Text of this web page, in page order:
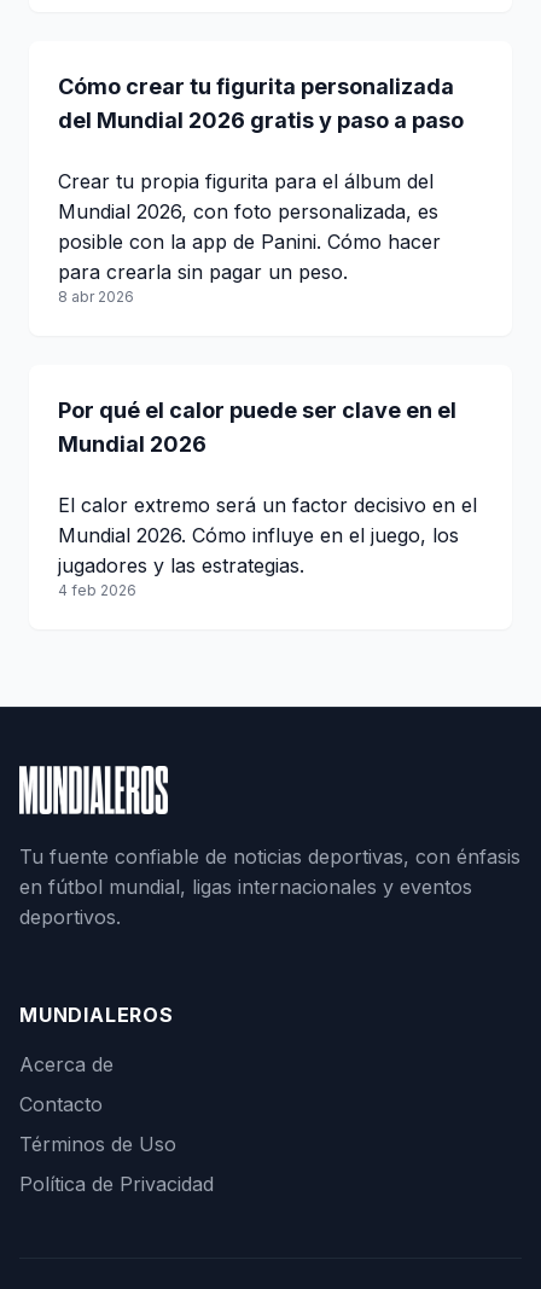
Cómo crear tu figurita personalizada
del Mundial 2026 gratis y paso a paso
Crear tu propia figurita para el álbum del
Mundial 2026, con foto personalizada, es
posible con la app de Panini. Cómo hacer
para crearla sin pagar un peso.
8 abr 2026
Por qué el calor puede ser clave en el
Mundial 2026
El calor extremo será un factor decisivo en el
Mundial 2026. Cómo influye en el juego, los
jugadores y las estrategias.
4 feb 2026
Tu fuente confiable de noticias deportivas, con énfasis
en fútbol mundial, ligas internacionales y eventos
deportivos.
MUNDIALEROS
Acerca de
Contacto
Términos de Uso
Política de Privacidad